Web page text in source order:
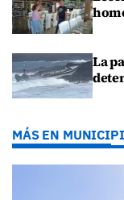
La
MÁS EN